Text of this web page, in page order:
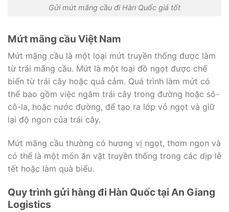
Gửi mứt mãng cầu đi Hàn Quốc giá tốt
Mứt mãng cầu Việt Nam
Mứt mãng cầu là một loại mứt truyền thống được làm
từ trái mãng cầu. Mứt là một loại đồ ngọt được chế
biến từ trái cây hoặc quả cảm. Quá trình làm mứt có
thể bao gồm việc ngâm trái cây trong đường hoặc sô-
cô-la, hoặc nước đường, để tạo ra lớp vỏ ngọt và giữ
lại độ ngon của trái cây.
Mứt mãng cầu thường có hương vị ngọt, thơm ngon và
có thể là một món ăn vặt truyền thống trong các dịp lễ
tết hoặc làm quà biếu.
Quy trình gửi hàng đi Hàn Quốc tại An Giang
Logistics